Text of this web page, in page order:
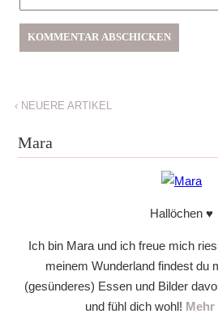
‹NEUERE ARTIKEL
Mara
Hallöchen ♥
Ich bin Mara und ich freue mich
meinem Wunderland findest du
(gesünderes) Essen und Bilder
und fühl dich wohl! Mehr